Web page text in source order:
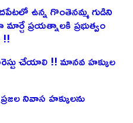
ఉన్న గొంతెనమ్మ గుడిని
ప్రయత్నాలకి ప్రభుత్వం
!!
చేయాలి !! మానవ హక్కుల
నివాస హక్కులను